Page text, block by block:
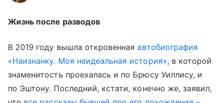
Жизнь после разводов
В 2019 году вышла откровеннаяавтобиография
«Наизнанку. Моя неидеальная история», в которой
знаменитость проехалась и по Брюсу Уиллису, и
по Эштону. Последний, кстати, конечно же, заявил,